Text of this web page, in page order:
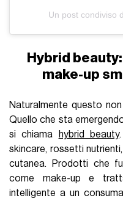
Un post condiviso
Hybrid
make-up
Naturalmente questo
Quello che sta
si chiama
hybrid beauty
skincare, rossetti
cutanea. Prodotti che
come make-up e
intelligente a un